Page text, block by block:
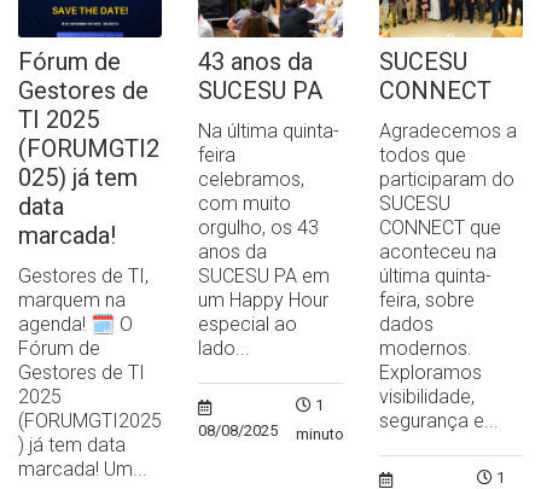
Fórum de
Gestores de
TI 2025
(FORUMGTI2
025) já tem
data
marcada!
Gestores de TI,
marquem na
agenda! 🗓️ O
Fórum de
Gestores de TI
2025
(FORUMGTI2025
) já tem data
marcada! Um...
43 anos da
SUCESU PA
Na última quinta-
feira
celebramos,
com muito
orgulho, os 43
anos da
SUCESU PA em
um Happy Hour
especial ao
lado...
08/08/2025
1
minuto
SUCESU
CONNECT
Agradecemos a
todos que
participaram do
SUCESU
CONNECT que
aconteceu na
última quinta-
feira, sobre
dados
modernos.
Exploramos
visibilidade,
segurança e...
1